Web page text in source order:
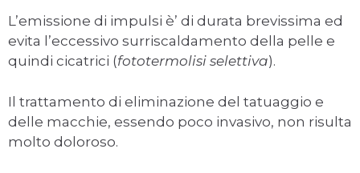
L’emissione di impulsi è’ di durata brevissima ed
evita l’eccessivo surriscaldamento della pelle e
quindi cicatrici (fototermolisi selettiva).
Il trattamento di eliminazione del tatuaggio e
delle macchie, essendo poco invasivo, non risulta
molto doloroso.